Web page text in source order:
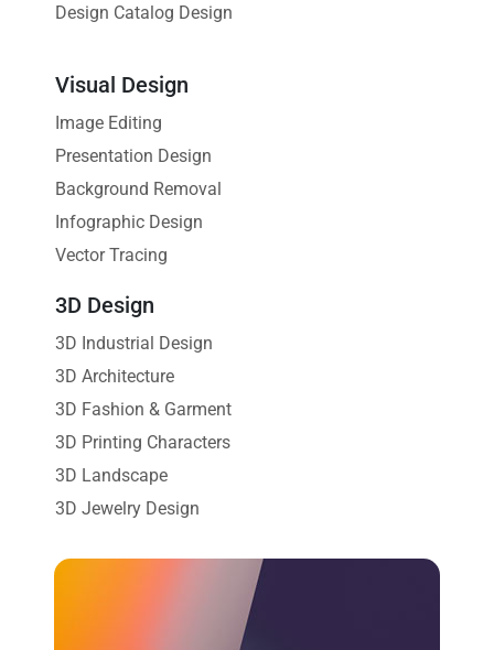
Design Catalog Design
Visual Design
Image Editing
Presentation Design
Background Removal
Infographic Design
Vector Tracing
3D Design
3D Industrial Design
3D Architecture
3D Fashion & Garment
3D Printing Characters
3D Landscape
3D Jewelry Design